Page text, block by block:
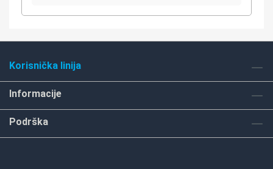
Korisnička linija
Informacije
Podrška